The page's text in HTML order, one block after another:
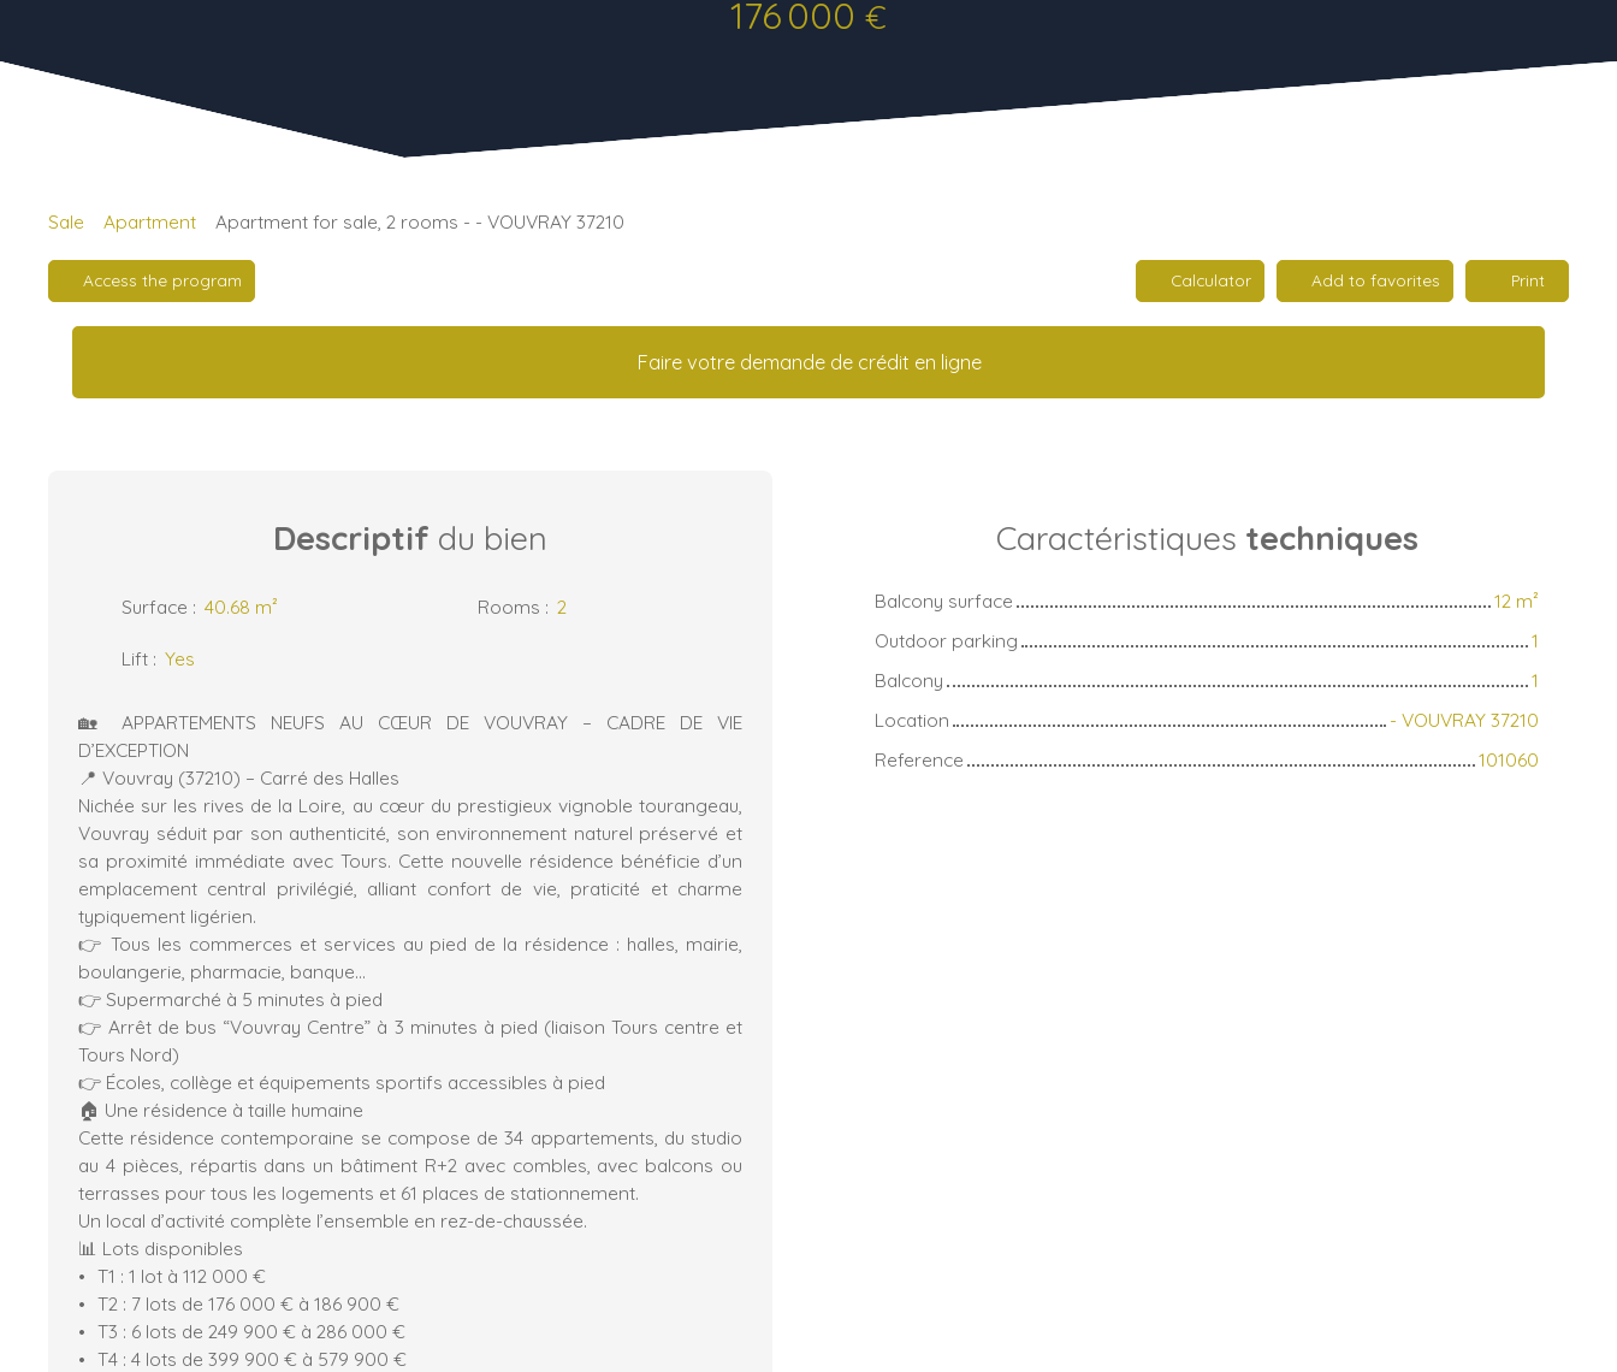
176 000 €
Sale Apartment Apartment for sale, 2 rooms - - VOUVRAY 37210
Access the program Calculator Add to favorites Print
Faire votre demande de crédit en ligne
Descriptif du bien
Surface : 40.68 m² Rooms : 2
Lift : Yes
🏡 APPARTEMENTS NEUFS AU CŒUR DE VOUVRAY – CADRE DE VIE
D’EXCEPTION
📍 Vouvray (37210) – Carré des Halles
Nichée sur les rives de la Loire, au cœur du prestigieux vignoble tourangeau,
Vouvray séduit par son authenticité, son environnement naturel préservé et
sa proximité immédiate avec Tours. Cette nouvelle résidence bénéficie d’un
emplacement central privilégié, alliant confort de vie, praticité et charme
typiquement ligérien.
👉 Tous les commerces et services au pied de la résidence : halles, mairie,
boulangerie, pharmacie, banque…
👉 Supermarché à 5 minutes à pied
👉 Arrêt de bus “Vouvray Centre” à 3 minutes à pied (liaison Tours centre et
Tours Nord)
👉 Écoles, collège et équipements sportifs accessibles à pied
🏠 Une résidence à taille humaine
Cette résidence contemporaine se compose de 34 appartements, du studio
au 4 pièces, répartis dans un bâtiment R+2 avec combles, avec balcons ou
terrasses pour tous les logements et 61 places de stationnement.
Un local d’activité complète l’ensemble en rez-de-chaussée.
📊 Lots disponibles
T1 : 1 lot à 112 000 €
T2 : 7 lots de 176 000 € à 186 900 €
T3 : 6 lots de 249 900 € à 286 000 €
T4 : 4 lots de 399 900 € à 579 900 €
Caractéristiques techniques
Balcony surface 12 m²
Outdoor parking
1
Balcony
1
Location
- VOUVRAY 37210
Reference
101060